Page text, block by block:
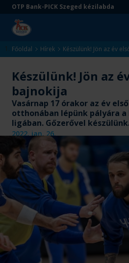
Ugrás
tartalomra
Ugrás
aljára
OTP Bank-PICK Szeged kézilabda
Kezdőlap
Főoldal Hírek Készülünk! Jön az év
Készülünk! Jön az
bajnokija
Vasárnap 17 órakor az év
otthonában lépünk pályára
ligában. Gőzerővel
2022. jan. 26.